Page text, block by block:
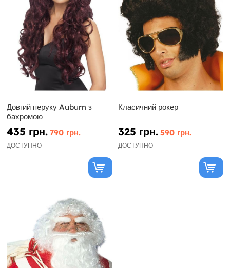
Довгий перуку Auburn з
бахромою
435 грн. 790 грн.
ДОСТУПНО
Класичний рокер
325 грн. 590 грн.
ДОСТУПНО